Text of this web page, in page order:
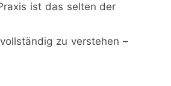
ist das selten der
zu verstehen –